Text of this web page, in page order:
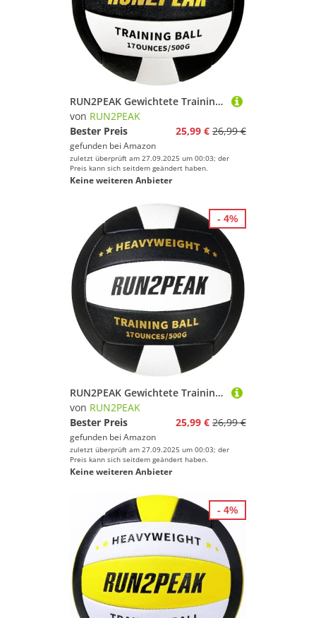
RUN2PEAK Gewichtete Training Volleyball Ball 0,5 kg Offizielle Größe 5 Schwergewicht Setter Volleybälle für Indoor Outdoor Erwachsener Praxis Rebounder Ausrüstung Gewichte Volleyball Setting Trainer
von RUN2PEAK
Bester Preis
25,99 € 26,99 €
gefunden bei Amazon
zuletzt überprüft am 27.09.2025 um 00:03; der
Preis kann sich seitdem geändert haben.
Keine weiteren Anbieter
RUN2PEAK Gewichtete Training Volleyball Ball 0,5 kg Offizielle Größe 5 Schwergewicht Setter Volleybälle für Indoor Outdoor Erwachsener Praxis Rebounder Ausrüstung Gewichte Volleyball Setting Trainer
von RUN2PEAK
Bester Preis
25,99 € 26,99 €
gefunden bei Amazon
zuletzt überprüft am 27.09.2025 um 00:03; der
Preis kann sich seitdem geändert haben.
Keine weiteren Anbieter
- 4%
- 4%